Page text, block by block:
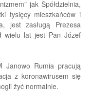
jak Spółdzielnia,
tysięcy mieszkańców i
jest zasługą Prezesa
wielu lat jest Pan Józef
Janowo Rumia pracują
z koronawirusem się
żyć normalnie.